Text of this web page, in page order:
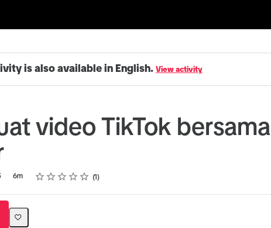
is also available in English. View activity
video TikTok bersama
6m Rating
1 star
2 stars
3 stars
4 stars
5 stars 1